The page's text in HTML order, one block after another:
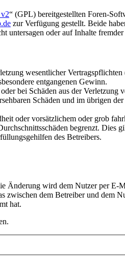
“ (GPL) bereitgestellten Foren-
zur Verfügung gestellt. Beide
untersagen oder auf Inhalte
wesentlicher
entgangenen Gewinn.
bei Schäden aus der
Schäden und im übrigen
oder vorsätzlichem oder grob
begrenzt. Dies
des Betreibers.
Änderung wird dem Nutzer per E-
dem Betreiber und dem
hat.